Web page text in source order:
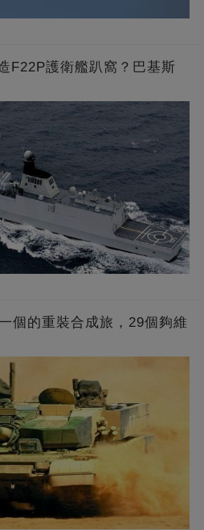
F22P護衛艦趴窩？巴基斯
個的重裝合成旅，29個夠維